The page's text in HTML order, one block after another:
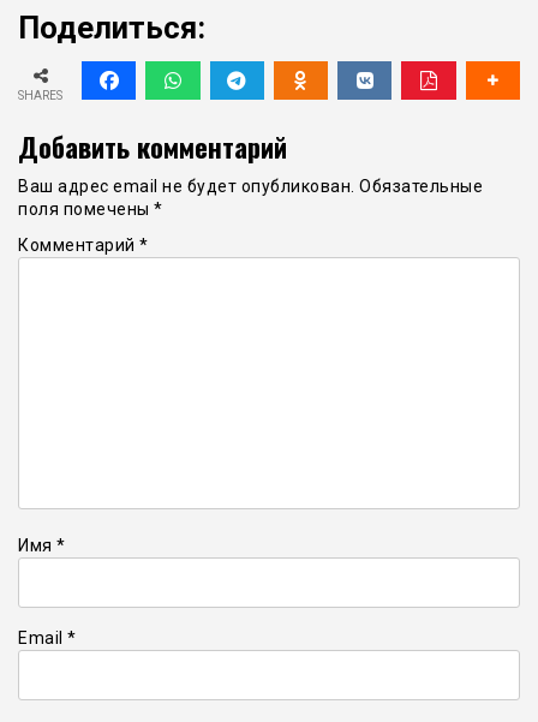
Поделиться:
SHARES
Добавить комментарий
Ваш адрес email не будет опубликован. Обязательные
поля помечены *
Комментарий *
Имя *
Email *